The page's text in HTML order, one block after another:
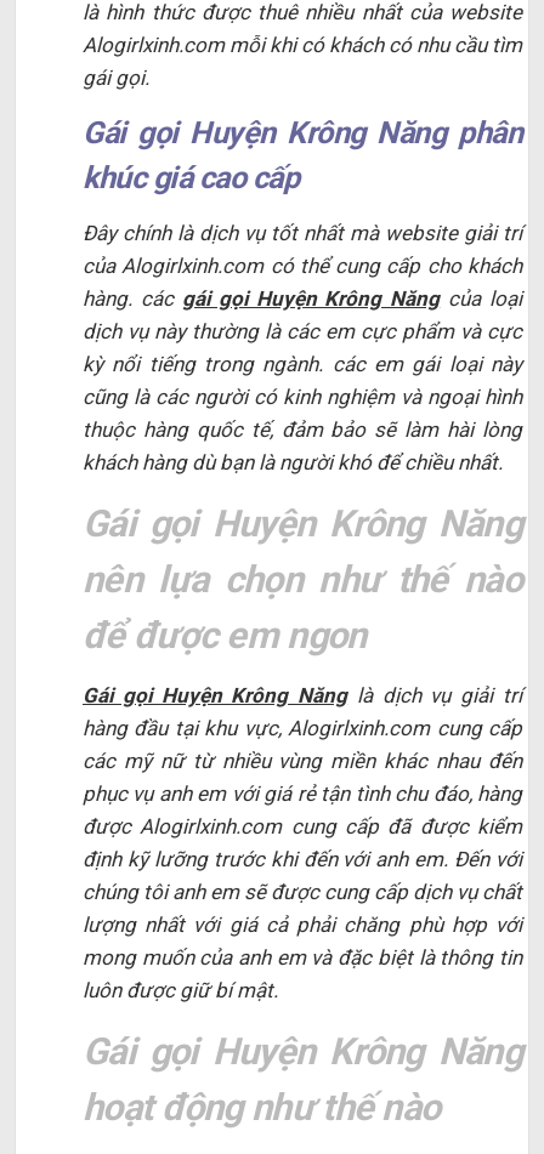
là hình thức được thuê nhiều nhất của website
Alogirlxinh.com mỗi khi có khách có nhu cầu tìm
gái gọi.
Gái gọi Huyện Krông Năng phân
khúc giá cao cấp
Đây chính là dịch vụ tốt nhất mà website giải trí
của Alogirlxinh.com có thể cung cấp cho khách
hàng. các gái gọi Huyện Krông Năngcủa loại
dịch vụ này thường là các em cực phẩm và cực
kỳ nổi tiếng trong ngành. các em gái loại này
cũng là các người có kinh nghiệm và ngoại hình
thuộc hàng quốc tế, đảm bảo sẽ làm hài lòng
khách hàng dù bạn là người khó để chiều nhất.
Gái gọi Huyện Krông Năng
nên lựa chọn như thế nào
để được em ngon
Gái gọi Huyện Krông Nănglà dịch vụ giải trí
hàng đầu tại khu vực, Alogirlxinh.com cung cấp
các mỹ nữ từ nhiều vùng miền khác nhau đến
phục vụ anh em với giá rẻ tận tình chu đáo, hàng
được Alogirlxinh.com cung cấp đã được kiểm
định kỹ lưỡng trước khi đến với anh em. Đến với
chúng tôi anh em sẽ được cung cấp dịch vụ chất
lượng nhất với giá cả phải chăng phù hợp với
mong muốn của anh em và đặc biệt là thông tin
luôn được giữ bí mật.
Gái gọi Huyện Krông Năng
hoạt động như thế nào